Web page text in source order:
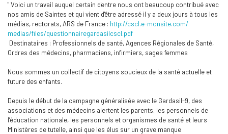
" Voici un travail auquel certain d'entre nous ont beaucoup contribué avec
nos amis de Saintes et qui vient d'être adressé il y a deux jours à tous les
médias, rectorats, ARS de France : http://cscl.e-monsite.com/
medias/files/questionnairegardasilcscl.pdf
Destinataires : Professionnels de santé, Agences Régionales de Santé,
Ordres des médecins, pharmaciens, infirmiers, sages femmes
Nous sommes un collectif de citoyens soucieux de la santé actuelle et
future des enfants.
Depuis le début de la campagne généralisée avec le Gardasil-9, des
associations et des médecins alertent les parents, les personnels de
l’éducation nationale, les personnels et organismes de santé et leurs
Ministères de tutelle, ainsi que les élus sur un grave manque